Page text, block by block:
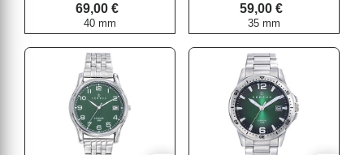
69,00 €
40 mm
59,00 €
35 mm